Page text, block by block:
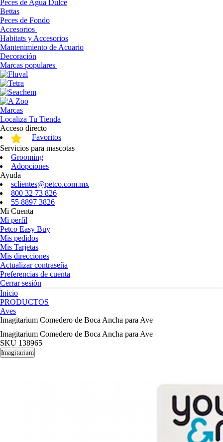
Peces de Agua Dulce
Bettas
Peces de Fondo
Accesorios
Habitats y Accesorios
Mantenimiento de Acuario
Decoración
Marcas populares
Marcas
Localiza Tu Tienda
Acceso directo
Favoritos
Servicios para mascotas
Grooming
Adopciones
Ayuda
sclientes@petco.com.mx
800 32 73 826
55 8897 3826
Mi Cuenta
Mi perfil
Petco Easy Buy
Mis pedidos
Mis Tarjetas
Mis direcciones
Actualizar contraseña
Preferencias de cuenta
Cerrar sesión
Inicio
PRODUCTOS
Aves
Imagitarium Comedero de Boca Ancha para Ave
Imagitarium Comedero de Boca Ancha para Ave
SKU 138965
Imagitarium